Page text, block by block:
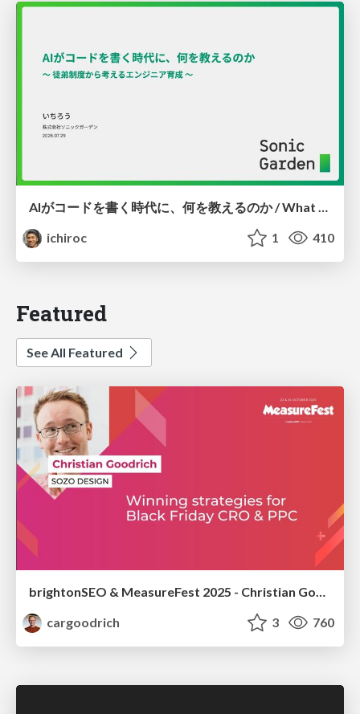
AIがコードを書く時代に、何を教えるのか / What Should We Teach in the Age of AI-Generated Code?
ichiroc
1 410
Featured
See All Featured
brightonSEO & MeasureFest 2025 - Christian Goodrich - Winning strategies for Black Friday CRO & PPC
cargoodrich
3 760